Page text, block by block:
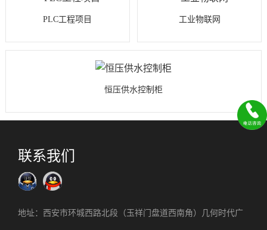
PLC工程项目 工业物联网
恒压供水控制柜
联系我们
地址：西安市环城西路北段（玉祥门盘道西南角）几何时代广